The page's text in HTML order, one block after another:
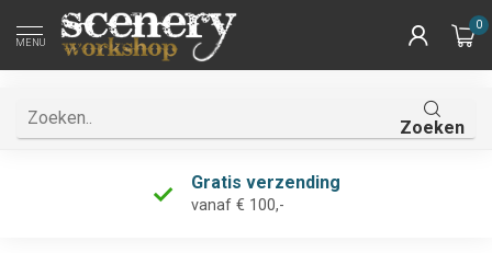
MENU
0
Zoeken
Gratis verzending
vanaf € 100,-